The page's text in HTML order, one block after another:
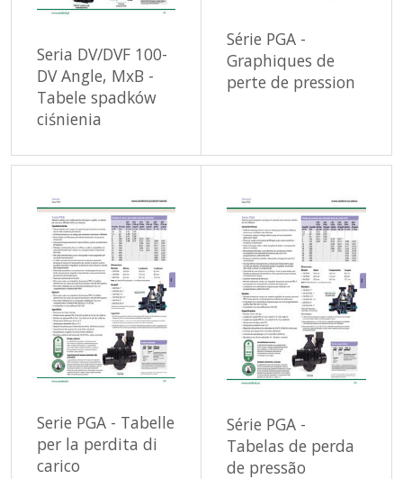
Seria DV/DVF 100-
DV Angle, MxB -
Tabele spadków
ciśnienia
Série PGA -
Graphiques de
perte de pression
Serie PGA - Tabelle
per la perdita di
carico
Série PGA -
Tabelas de perda
de pressão